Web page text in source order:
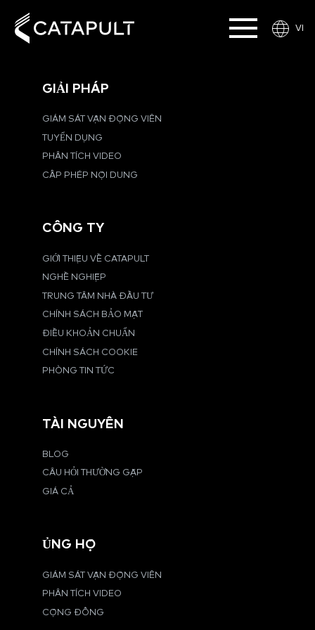
VI
GIẢI PHÁP
GIÁM SÁT VẬN ĐỘNG VIÊN
TUYỂN DỤNG
PHÂN TÍCH VIDEO
CẤP PHÉP NỘI DUNG
CÔNG TY
GIỚI THIỆU VỀ CATAPULT
NGHỀ NGHIỆP
TRUNG TÂM NHÀ ĐẦU TƯ
CHÍNH SÁCH BẢO MẬT
ĐIỀU KHOẢN CHUẨN
CHÍNH SÁCH COOKIE
PHÒNG TIN TỨC
TÀI NGUYÊN
BLOG
CÂU HỎI THƯỜNG GẶP
GIÁ CẢ
ỦNG HỘ
GIÁM SÁT VẬN ĐỘNG VIÊN
PHÂN TÍCH VIDEO
CỘNG ĐỒNG